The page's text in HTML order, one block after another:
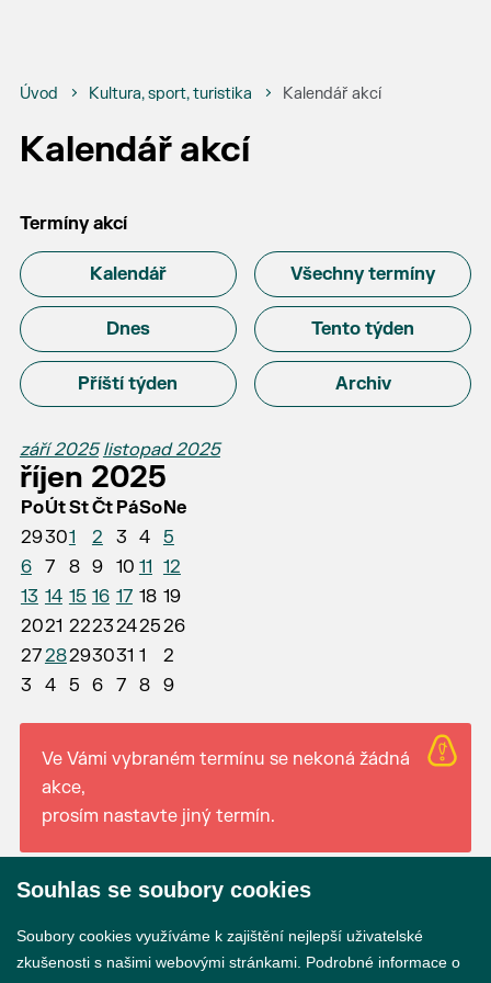
Úvod Kultura, sport, turistika Kalendář akcí
Kalendář akcí
Termíny akcí
Kalendář Všechny termíny
Dnes Tento týden
Příští týden Archiv
září 2025 listopad 2025
říjen 2025
PoÚtStČt PáSoNe
29301 2 3 4
5
6
7 8 9 10 11 12
13 14 15 16 17 18 19
2021 2223242526
2728293031 1
2
3
4 5 6 7 8 9
Ve Vámi vybraném termínu se nekoná žádná
akce,
prosím nastavte jiný termín.
Souhlas se soubory cookies
Soubory cookies využíváme k zajištění nejlepší uživatelské
zkušenosti s našimi webovými stránkami. Podrobné informace o